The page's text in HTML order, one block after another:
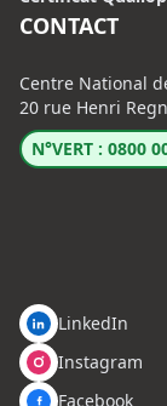
CONTACT
Centre National
20 rue Henri
N°VERT : 0800
LinkedIn
Instagram
Facebook